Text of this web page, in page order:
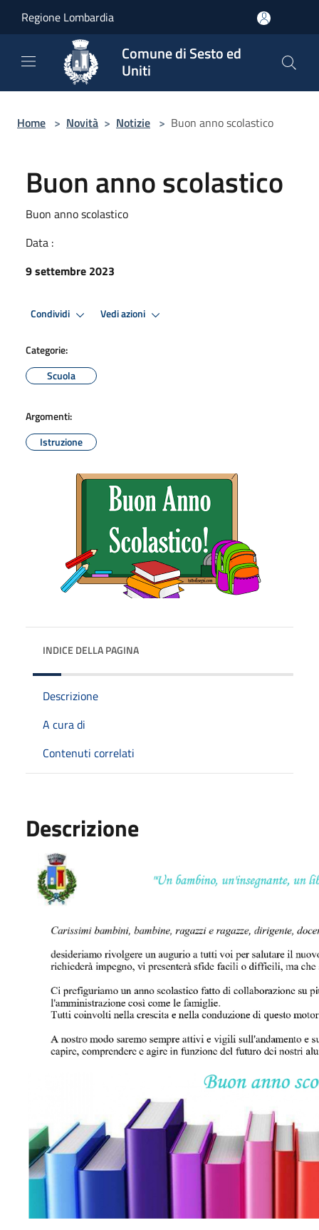
Regione Lombardia
Comune di Sesto ed
Uniti
Home > Novità > Notizie > Buon anno scolastico
Buon anno scolastico
Buon anno scolastico
Data :
9 settembre 2023
Condividi Vedi azioni
Categorie:
Scuola
Argomenti:
Istruzione
INDICE DELLA PAGINA
Descrizione
A cura di
Contenuti correlati
Descrizione